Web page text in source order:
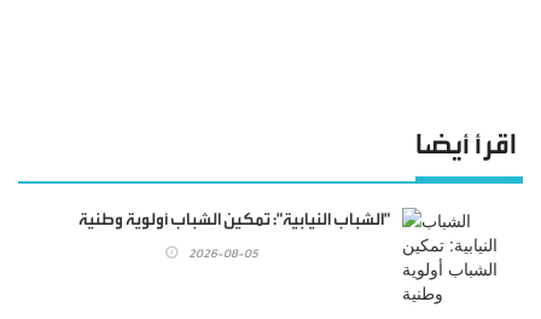
اقرأ أيضا
"الشباب النيابية": تمكين الشباب أولوية وطنية
2026-08-05